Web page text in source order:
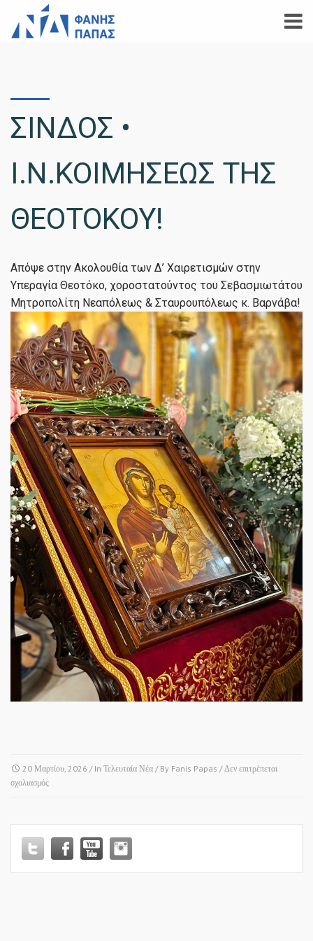
ΣΙΝΔΟΣ •
Ι.Ν.ΚΟΙΜΗΣΕΩΣ ΤΗΣ
ΘΕΟΤΟΚΟΥ!
Απόψε στην Ακολουθία των Δ’ Χαιρετισμών στην
Υπεραγία Θεοτόκο, χοροστατούντος του Σεβασμιωτάτου
Μητροπολίτη Νεαπόλεως & Σταυρουπόλεως κ. Βαρνάβα!
20 Μαρτίου, 2026 / In Τελευταία Νέα / By Fanis Papas /Δεν επιτρέπεται
σχολιασμόςστο
Ι.Ν.ΚΟΙΜΗΣΕΩΣ
ΤΗΣ
ΘΕΟΤΟΚΟΥ!